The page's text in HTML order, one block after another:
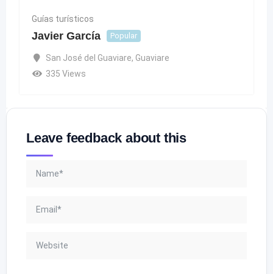
Guías turísticos
Javier García Popular
San José del Guaviare, Guaviare
335 Views
Leave feedback about this